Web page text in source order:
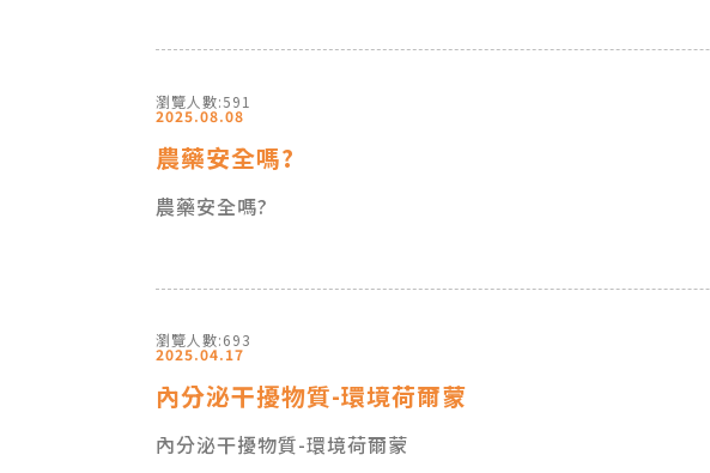
2025.08.08
瀏覽人數:591
農藥安全嗎?
農藥安全嗎?
2025.04.17
瀏覽人數:693
內分泌干擾物質-環境荷爾蒙
內分泌干擾物質-環境荷爾蒙